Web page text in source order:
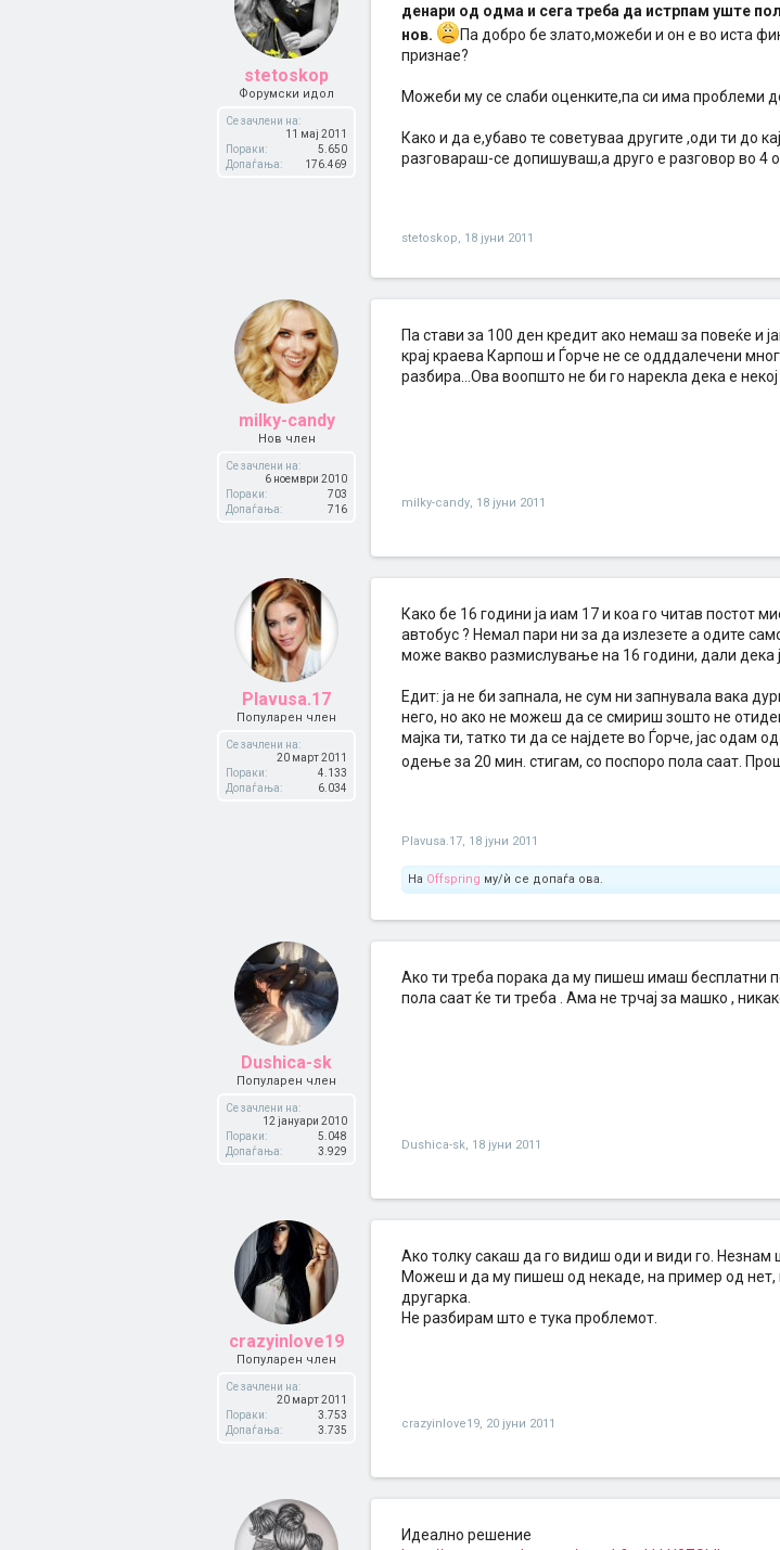
stetoskop
Форумски идол
Се зачлени на:
11 мај 2011
Пораки:
5.650
Допаѓања:
176.469
денари од одма и сега треба да истрпам уште
нов.
Па добро бе злато,можеби и он е во иста
признае?
Можеби му се слаби оценките,па си има проблеми
Како и да е,убаво те советуваа другите ,оди ти до
разговараш-се допишуваш,а друго е разговор во 4
stetoskop, 18 јуни 2011
milky-candy
Нов член
Се зачлени на:
6 ноември 2010
Пораки:
703
Допаѓања:
716
Па стави за 100 ден кредит ако немаш за повеќе и
крај краева Карпош и Ѓорче не се одддалечени
разбира...Ова воопшто не би го нарекла дека е
milky-candy, 18 јуни 2011
Plavusa.17
Популарен член
Се зачлени на:
20 март 2011
Пораки:
4.133
Допаѓања:
6.034
Како бе 16 години ја иам 17 и коа го читав постот
автобус ? Немал пари ни за да излезете а одите
може вакво размислување на 16 години, дали дека
Едит: ја не би запнала, не сум ни запнувала вака
него, но ако не можеш да се смириш зошто не
мајка ти, татко ти да се најдете во Ѓорче, јас
одење за 20 мин. стигам, со поспоро пола саат.
Plavusa.17, 18 јуни 2011
На Offspring му/ѝ се допаѓа ова.
Dushica-sk
Популарен член
Се зачлени на:
12 јануари 2010
Пораки:
5.048
Допаѓања:
3.929
Ако ти треба порака да му пишеш имаш бесплатни
пола саат ќе ти треба . Ама не трчај за машко ,
Dushica-sk, 18 јуни 2011
crazyinlove19
Популарен член
Се зачлени на:
20 март 2011
Пораки:
3.753
Допаѓања:
3.735
Ако толку сакаш да го видиш оди и види го. Незнам
Можеш и да му пишеш од некаде, на пример од нет,
другарка.
Не разбирам што е тука проблемот.
crazyinlove19, 20 јуни 2011
Идеално решение